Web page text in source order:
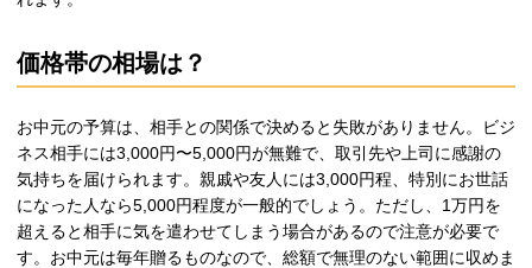
価格帯の相場は？
お中元の予算は、相手との関係で決めると失敗がありません。ビジ
ネス相手には3,000円〜5,000円が無難で、取引先や上司に感謝の
気持ちを届けられます。親戚や友人には3,000円程、特別にお世話
になった人なら5,000円程度が一般的でしょう。ただし、1万円を
超えると相手に気を遣わせてしまう場合があるので注意が必要で
す。お中元は毎年贈るものなので、総額で無理のない範囲に収めま